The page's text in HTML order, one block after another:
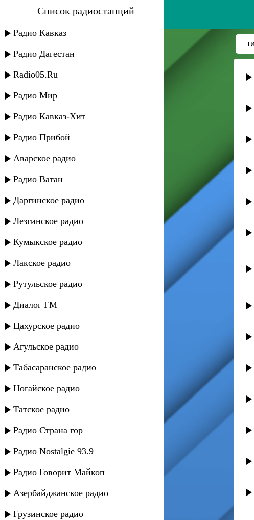
тимур загиров - лезгистан
Список радиостанций
Радио Кавказ
Радио Дагестан
Radio05.Ru
Радио Мир
Радио Кавказ-Хит
Радио Прибой
Аварское радио
Радио Ватан
Даргинское радио
Лезгинское радио
Кумыкское радио
Лакское радио
Рутульское радио
Диалог FM
Цахурское радио
Агульское радио
Табасаранское радио
Ногайское радио
Татское радио
Радио Страна гор
Радио Nostalgie 93.9
Радио Говорит Майкоп
Азербайджанское радио
Грузинское радио